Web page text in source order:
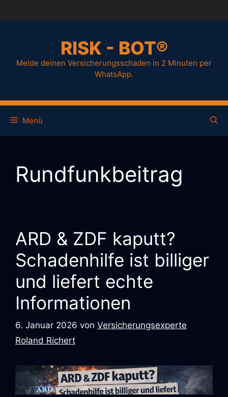
Inhalt
RISK - BOT®
Melde deinen Versicherungsschaden in 2 Minuten per
WhatsApp.
Menü
Rundfunkbeitrag
ARD & ZDF kaputt?
Schadenhilfe ist billiger
und liefert echte
Informationen
6. Januar 2026 von Versicherungsexperte
Roland Richert